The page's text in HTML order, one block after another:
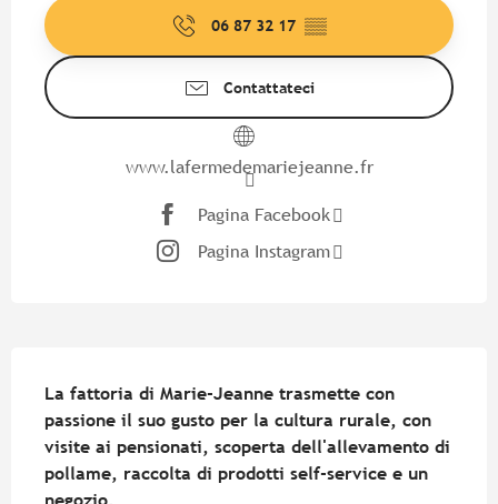
06 87 32 17 ▒▒
Contattateci
www.lafermedemariejeanne.fr
Pagina Facebook
Pagina Instagram
La fattoria di Marie-Jeanne trasmette con
passione il suo gusto per la cultura rurale, con
visite ai pensionati, scoperta dell'allevamento di
pollame, raccolta di prodotti self-service e un